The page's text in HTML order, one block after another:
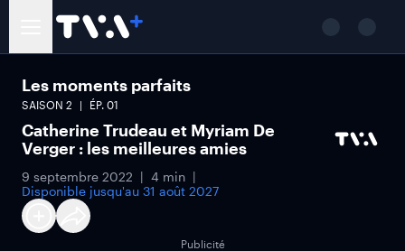
Les moments parfaits
SAISON 2 ÉP. 01
Catherine Trudeau et Myriam De
Verger : les meilleures amies
9 septembre 2022
4 min
Disponible jusqu'au 31 août 2027
Publicité